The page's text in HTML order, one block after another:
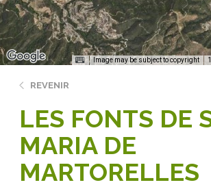
Image may be subject to copyright
REVENIR
LES FONTS DE
MARIA DE
MARTORELLES